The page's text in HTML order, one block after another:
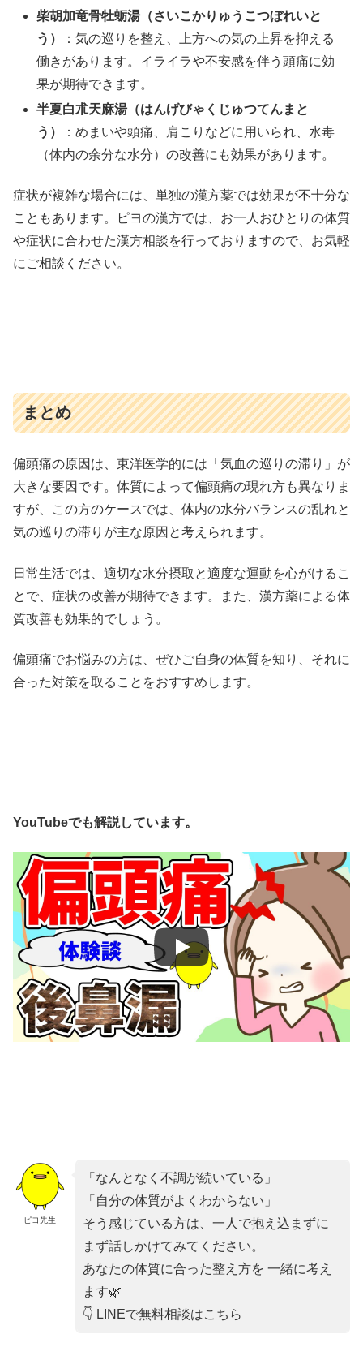
柴胡加竜骨牡蛎湯（さいこかりゅうこつぼれいと
う）
：気の巡りを整え、上方への気の上昇を抑える
働きがあります。イライラや不安感を伴う頭痛に効
果が期待できます。
半夏白朮天麻湯（はんげびゃくじゅつてんまと
う）
：めまいや頭痛、肩こりなどに用いられ、水毒
（体内の余分な水分）の改善にも効果があります。
症状が複雑な場合には、単独の漢方薬では効果が不十分な
こともあります。ピヨの漢方では、お一人おひとりの体質
や症状に合わせた漢方相談を行っておりますので、お気軽
にご相談ください。
まとめ
偏頭痛の原因は、東洋医学的には「気血の巡りの滞り」が
大きな要因です。体質によって偏頭痛の現れ方も異なりま
すが、この方のケースでは、体内の水分バランスの乱れと
気の巡りの滞りが主な原因と考えられます。
日常生活では、適切な水分摂取と適度な運動を心がけるこ
とで、症状の改善が期待できます。また、漢方薬による体
質改善も効果的でしょう。
偏頭痛でお悩みの方は、ぜひご自身の体質を知り、それに
合った対策を取ることをおすすめします。
YouTubeでも解説しています。
ピヨ先生
「なんとなく不調が続いている」
「自分の体質がよくわからない」
そう感じている方は、一人で抱え込まずに
まず話しかけてみてください。
あなたの体質に合った整え方を 一緒に考え
ます🌿
👇 LINEで無料相談はこちら